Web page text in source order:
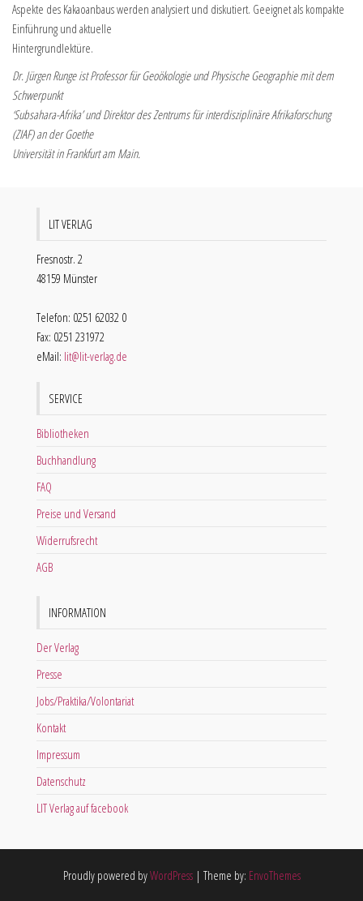
Aspekte des Kakaoanbaus werden analysiert und diskutiert. Geeignet als kompakte
Einführung und aktuelle
Hintergrundlektüre.
Dr. Jürgen Runge ist Professor für Geoökologie und Physische Geographie mit dem
Schwerpunkt
‘Subsahara-Afrika’ und Direktor des Zentrums für interdisziplinäre Afrikaforschung
(ZIAF) an der Goethe
Universität in Frankfurt am Main.
LIT VERLAG
Fresnostr. 2
48159 Münster
Telefon: 0251 62032 0
Fax: 0251 231972
eMail: lit@lit-verlag.de
SERVICE
Bibliotheken
Buchhandlung
FAQ
Preise und Versand
Widerrufsrecht
AGB
INFORMATION
Der Verlag
Presse
Jobs/Praktika/Volontariat
Kontakt
Impressum
Datenschutz
LIT Verlag auf facebook
Proudly powered byWordPress | Theme by: EnvoThemes